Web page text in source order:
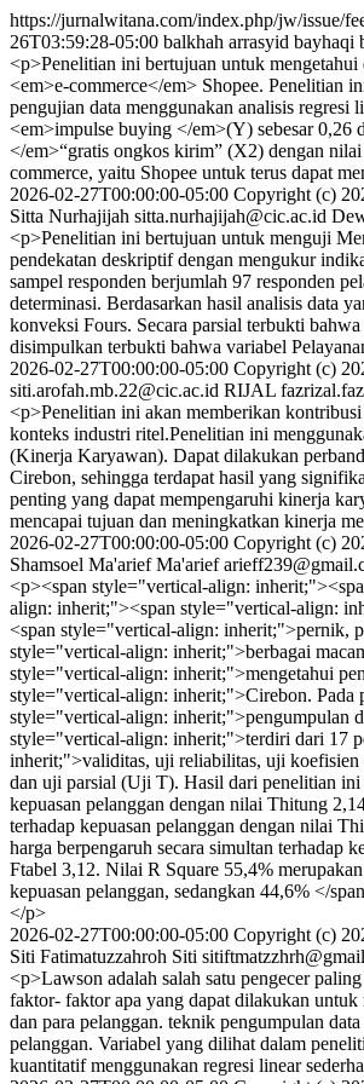
https://jurnalwitana.com/index.php/jw/issue/
26T03:59:28-05:00 balkhah arrasyid bayhaqi
<p>Penelitian ini bertujuan untuk
<em>e-commerce</em> Shopee. Penelitian
pengujian data menggunakan analisis
<em>impulse buying </em>(Y) sebesar 0,26
</em>“gratis ongkos kirim” (X2) dengan
commerce, yaitu Shopee untuk terus dapat
2026-02-27T00:00:00-05:00 Copyright (c)
Sitta Nurhajijah sitta.nurhajijah@cic.ac.id
<p>Penelitian ini bertujuan untuk menguji
pendekatan deskriptif dengan mengukur
sampel responden berjumlah 97 responden
determinasi. Berdasarkan hasil analisis data
konveksi Fours. Secara parsial terbukti
disimpulkan terbukti bahwa variabel
2026-02-27T00:00:00-05:00 Copyright (c)
siti.arofah.mb.22@cic.ac.id RIJAL
<p>Penelitian ini akan memberikan
konteks industri ritel.Penelitian ini
(Kinerja Karyawan). Dapat dilakukan
Cirebon, sehingga terdapat hasil yang
penting yang dapat mempengaruhi kinerja
mencapai tujuan dan meningkatkan kinerja
2026-02-27T00:00:00-05:00 Copyright (c)
Shamsoel Ma'arief Ma'arief
<p><span style="vertical-align:
align: inherit;"><span style="vertical-align:
<span style="vertical-align: inherit;">pernik,
style="vertical-align: inherit;">berbagai
style="vertical-align: inherit;">mengetahui
style="vertical-align: inherit;">Cirebon. Pada
style="vertical-align: inherit;">pengumpulan
style="vertical-align: inherit;">terdiri dari 17
inherit;">validitas, uji reliabilitas, uji
dan uji parsial (Uji T). Hasil dari penelitian
kepuasan pelanggan dengan nilai Thitung
terhadap kepuasan pelanggan dengan nilai
harga berpengaruh secara simultan
Ftabel 3,12. Nilai R Square 55,4%
kepuasan pelanggan, sedangkan 44,6% </
</p>
2026-02-27T00:00:00-05:00 Copyright (c)
Siti Fatimatuzzahroh Siti
<p>Lawson adalah salah satu pengecer
faktor- faktor apa yang dapat dilakukan
dan para pelanggan. teknik pengumpulan
pelanggan. Variabel yang dilihat dalam
kuantitatif menggunakan regresi linear